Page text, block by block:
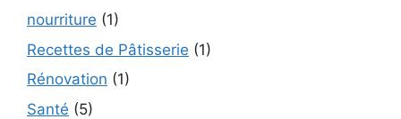
nourriture (1)
Recettes de Pâtisserie (1)
Rénovation (1)
Santé (5)